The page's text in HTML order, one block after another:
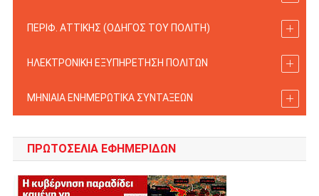
ΠΕΡΙΦ. ΑΤΤΙΚΗΣ (ΟΔΗΓΟΣ TOY ΠΟΛΙΤΗ)
ΗΛΕΚΤΡΟΝΙΚΗ ΕΞΥΠΗΡΕΤΗΣΗ ΠΟΛΙΤΩΝ
ΜΗΝΙΑΙΑ ΕΝΗΜΕΡΩΤΙΚΑ ΣΥΝΤΑΞΕΩΝ
ΠΡΩΤΟΣΈΛΙΑ ΕΦΗΜΕΡΊΔΩΝ